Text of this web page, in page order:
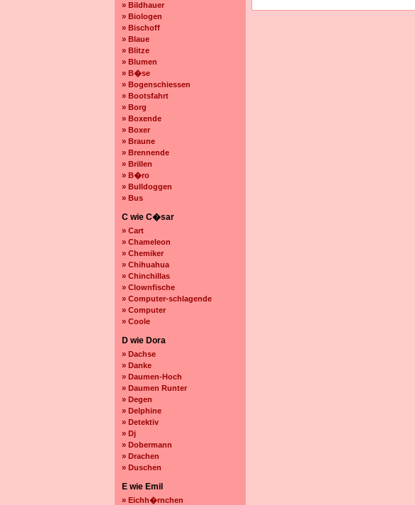
» Bildhauer
» Biologen
» Bischoff
» Blaue
» Blitze
» Blumen
» B�se
» Bogenschiessen
» Bootsfahrt
» Borg
» Boxende
» Boxer
» Braune
» Brennende
» Brillen
» B�ro
» Bulldoggen
» Bus
C wie C�sar
» Cart
» Chameleon
» Chemiker
» Chihuahua
» Chinchillas
» Clownfische
» Computer-schlagende
» Computer
» Coole
D wie Dora
» Dachse
» Danke
» Daumen-Hoch
» Daumen Runter
» Degen
» Delphine
» Detektiv
» Dj
» Dobermann
» Drachen
» Duschen
E wie Emil
» Eichh�rnchen